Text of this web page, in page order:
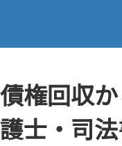
権回収
士・司